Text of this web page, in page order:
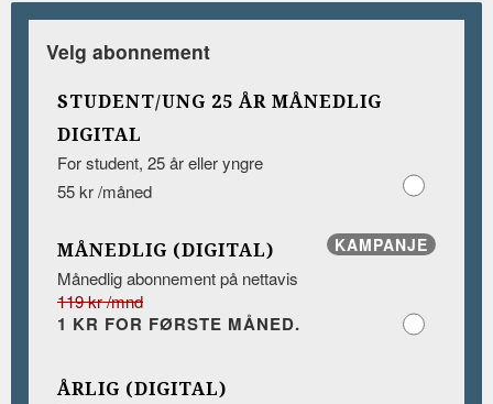
Velg abonnement
STUDENT/UNG 25 ÅR MÅNEDLIG
DIGITAL
For student, 25 år eller yngre
55 kr /måned
KAMPANJE
MÅNEDLIG (DIGITAL)
Månedlig abonnement på nettavis
119 kr /mnd
1 KR FOR FØRSTE MÅNED.
ÅRLIG (DIGITAL)